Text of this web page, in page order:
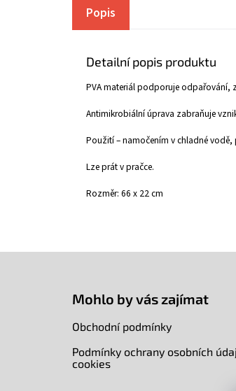
Popis
Detailní popis produktu
PVA materiál podporuje odpařování,
Antimikrobiální úprava zabraňuje
Použití – namočením v chladné
Lze prát v pračce.
Rozměr: 66 x 22 cm
Mohlo by vás zajímat
Obchodní podmínky
Podmínky ochrany osobních
cookies